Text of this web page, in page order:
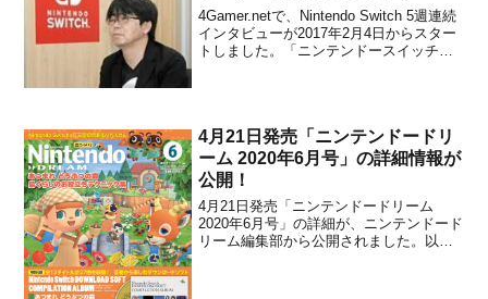
のプロデューサー・野上 恒氏
4Gamer.netで、Nintendo Switch 5週連続
インタビューが2017年2月4日からスター
トしました。「ニンテンドースイッチ」
4月21日発売「ニンテンドードリ
ーム 2020年6月号」の詳細情報が
公開！
4月21日発売「ニンテンドードリーム
2020年6月号」の詳細が、ニンテンドード
リーム編集部から公開されました。以